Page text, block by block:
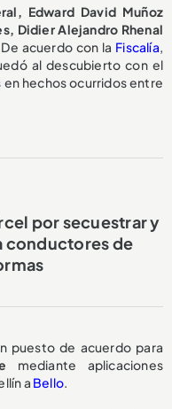
Edward David Muñoz
Didier Alejandro Rhenal
De acuerdo con la Fiscalía,
al descubierto con el
hechos ocurridos entre
por secuestrar y
conductores de
puesto de acuerdo para
mediante aplicaciones
a Bello.